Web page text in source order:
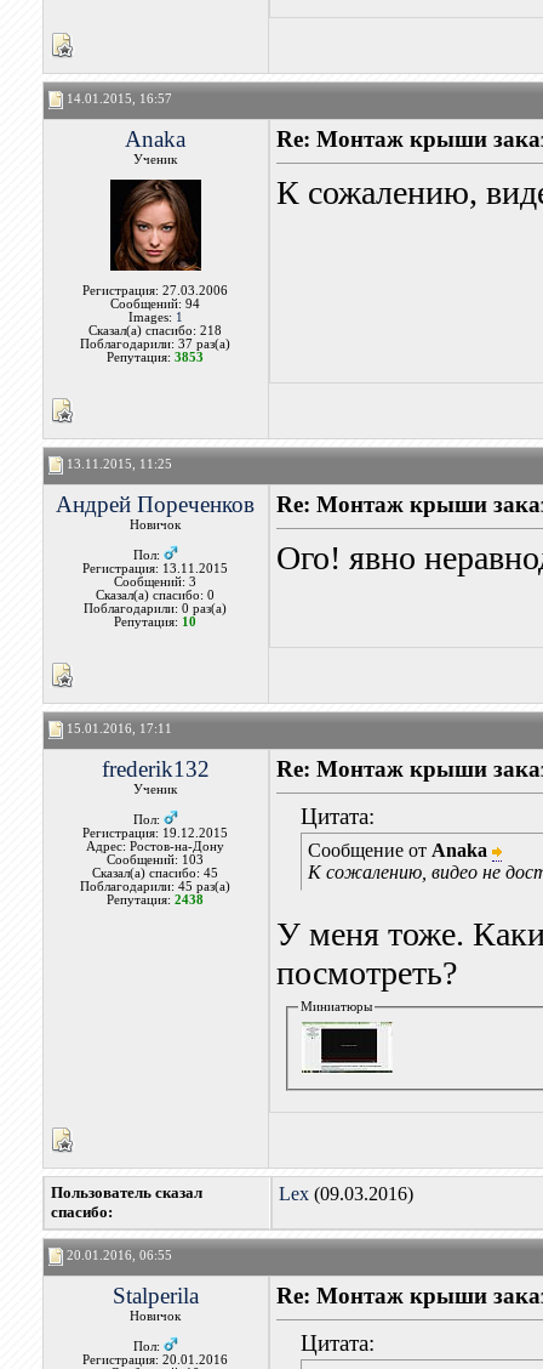
14.01.2015, 16:57
Anaka
Ученик
Регистрация: 27.03.2006
Сообщений: 94
Images: 1
Сказал(а) спасибо: 218
Поблагодарили: 37 раз(а)
Репутация:3853
Re: Монтаж крыши
К сожалению,
13.11.2015, 11:25
Андрей Пореченков
Новичок
Пол:
Регистрация: 13.11.2015
Сообщений: 3
Сказал(а) спасибо: 0
Поблагодарили: 0 раз(а)
Репутация: 10
Re: Монтаж крыши
Ого! явно
15.01.2016, 17:11
frederik132
Ученик
Пол:
Регистрация: 19.12.2015
Адрес: Ростов-на-Дону
Сообщений: 103
Сказал(а) спасибо: 45
Поблагодарили: 45 раз(а)
Репутация:2438
Re: Монтаж крыши
Цитата:
Сообщение от Anaka
К сожалению, видео не
У меня тоже.
посмотреть?
Миниатюры
Пользователь сказал
cпасибо:
Lex(09.03.2016)
20.01.2016, 06:55
Stalperila
Новичок
Пол:
Регистрация: 20.01.2016
Re: Монтаж крыши
Цитата: